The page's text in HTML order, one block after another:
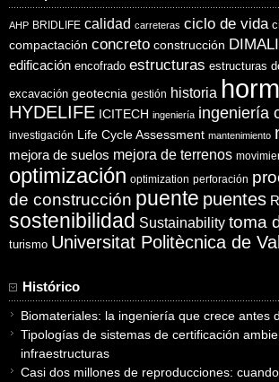
AHP BRIDLIFE calidad carreteras ciclo de vida
compactación concreto construcción
edificación encofrado estructuras estructuras
excavación geotecnia gestión historia
HYDELIFE ICITECH ingeniería ingeniería
investigación Life Cycle Assessment mantenimiento
mejora de suelos mejora de terrenos
optimización optimization perforación
de construcción puente puentes
sostenibilidad Sustainability toma
turismo Universitat Politècnica de
Histórico
Biomateriales: la ingeniería que crece antes
Tipologías de sistemas de certificación
infraestructuras
Casi dos millones de reproducciones: